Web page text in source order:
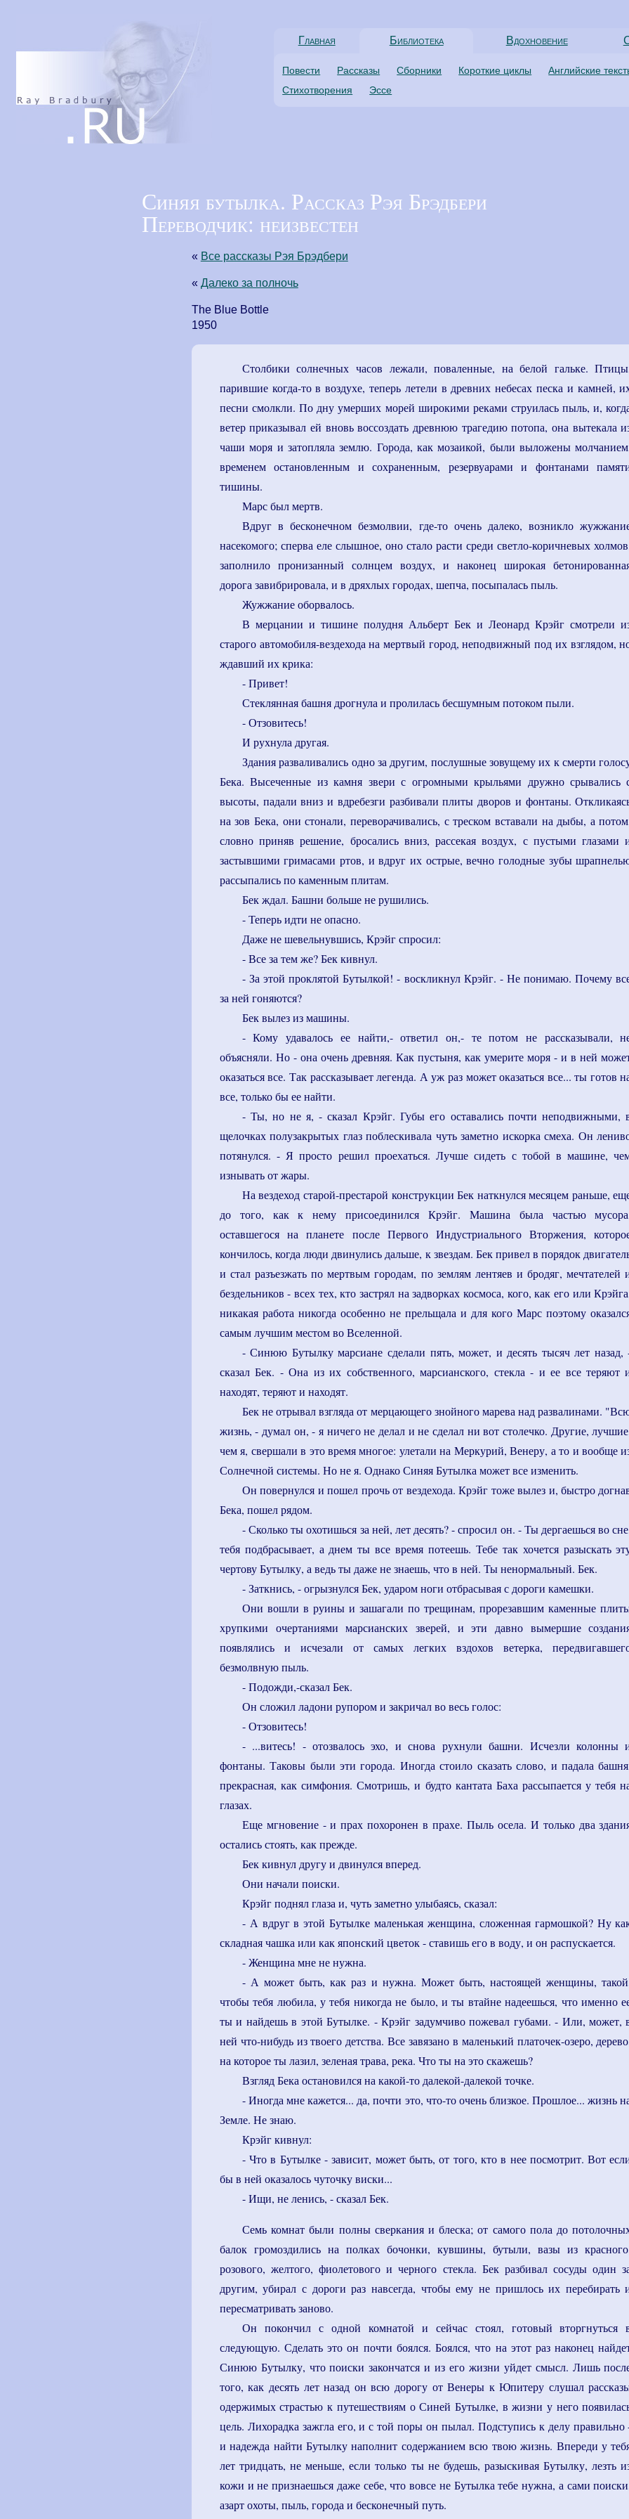
Главная Библиотека Вдохновение
Повести Рассказы Сборники Короткие циклы Английские
Стихотворения
Эссе
Синяя бутылка. Рассказ Рэя Брэдбери
Переводчик: неизвестен
« Все рассказы Рэя Брэдбери
« Далеко за полночь
The Blue Bottle
1950
Столбики солнечных часов лежали, поваленные, на белой гальке.
парившие когда-то в воздухе, теперь летели в древних небесах песка и камней,
песни смолкли. По дну умерших морей широкими реками струилась пыль, и,
ветер приказывал ей вновь воссоздать древнюю трагедию потопа, она вытекала
чаши моря и затопляла землю. Города, как мозаикой, были выложены
временем остановленным и сохраненным, резервуарами и фонтанами
тишины.
Марс был мертв.
Вдруг в бесконечном безмолвии, где-то очень далеко, возникло
насекомого; сперва еле слышное, оно стало расти среди светло-коричневых
заполнило пронизанный солнцем воздух, и наконец широкая
дорога завибрировала, и в дряхлых городах, шепча, посыпалась пыль.
Жужжание оборвалось.
В мерцании и тишине полудня Альберт Бек и Леонард Крэйг смотрели
старого автомобиля-вездехода на мертвый город, неподвижный под их взглядом,
ждавший их крика:
- Привет!
Стеклянная башня дрогнула и пролилась бесшумным потоком пыли.
- Отзовитесь!
И рухнула другая.
Здания разваливались одно за другим, послушные зовущему их к смерти
Бека. Высеченные из камня звери с огромными крыльями дружно срывались
высоты, падали вниз и вдребезги разбивали плиты дворов и фонтаны.
на зов Бека, они стонали, переворачивались, с треском вставали на дыбы, а
словно приняв решение, бросались вниз, рассекая воздух, с пустыми глазами
застывшими гримасами ртов, и вдруг их острые, вечно голодные зубы
рассыпались по каменным плитам.
Бек ждал. Башни больше не рушились.
- Теперь идти не опасно.
Даже не шевельнувшись, Крэйг спросил:
- Все за тем же? Бек кивнул.
- За этой проклятой Бутылкой! - воскликнул Крэйг. - Не понимаю. Почему
за ней гоняются?
Бек вылез из машины.
- Кому удавалось ее найти,- ответил он,- те потом не рассказывали,
объясняли. Но - она очень древняя. Как пустыня, как умерите моря - и в ней
оказаться все. Так рассказывает легенда. А уж раз может оказаться все... ты готов
все, только бы ее найти.
- Ты, но не я, - сказал Крэйг. Губы его оставались почти неподвижными,
щелочках полузакрытых глаз поблескивала чуть заметно искорка смеха. Он
потянулся. - Я просто решил проехаться. Лучше сидеть с тобой в машине,
изнывать от жары.
На вездеход старой-престарой конструкции Бек наткнулся месяцем раньше,
до того, как к нему присоединился Крэйг. Машина была частью
оставшегося на планете после Первого Индустриального Вторжения,
кончилось, когда люди двинулись дальше, к звездам. Бек привел в порядок
и стал разъезжать по мертвым городам, по землям лентяев и бродяг, мечтателей
бездельников - всех тех, кто застрял на задворках космоса, кого, как его или
никакая работа никогда особенно не прельщала и для кого Марс поэтому
самым лучшим местом во Вселенной.
- Синюю Бутылку марсиане сделали пять, может, и десять тысяч лет назад,
сказал Бек. - Она из их собственного, марсианского, стекла - и ее все теряют
находят, теряют и находят.
Бек не отрывал взгляда от мерцающего знойного марева над развалинами.
жизнь, - думал он, - я ничего не делал и не сделал ни вот столечко. Другие,
чем я, свершали в это время многое: улетали на Меркурий, Венеру, а то и вообще
Солнечной системы. Но не я. Однако Синяя Бутылка может все изменить.
Он повернулся и пошел прочь от вездехода. Крэйг тоже вылез и, быстро
Бека, пошел рядом.
- Сколько ты охотишься за ней, лет десять? - спросил он. - Ты дергаешься во
тебя подбрасывает, а днем ты все время потеешь. Тебе так хочется разыскать
чертову Бутылку, а ведь ты даже не знаешь, что в ней. Ты ненормальный. Бек.
- Заткнись, - огрызнулся Бек, ударом ноги отбрасывая с дороги камешки.
Они вошли в руины и зашагали по трещинам, прорезавшим каменные
хрупкими очертаниями марсианских зверей, и эти давно вымершие
появлялись и исчезали от самых легких вздохов ветерка,
безмолвную пыль.
- Подожди,-сказал Бек.
Он сложил ладони рупором и закричал во весь голос:
- Отзовитесь!
- ...витесь! - отозвалось эхо, и снова рухнули башни. Исчезли колонны
фонтаны. Таковы были эти города. Иногда стоило сказать слово, и падала
прекрасная, как симфония. Смотришь, и будто кантата Баха рассыпается у тебя
глазах.
Еще мгновение - и прах похоронен в прахе. Пыль осела. И только два
остались стоять, как прежде.
Бек кивнул другу и двинулся вперед.
Они начали поиски.
Крэйг поднял глаза и, чуть заметно улыбаясь, сказал:
- А вдруг в этой Бутылке маленькая женщина, сложенная гармошкой? Ну
складная чашка или как японский цветок - ставишь его в воду, и он распускается.
- Женщина мне не нужна.
- А может быть, как раз и нужна. Может быть, настоящей женщины,
чтобы тебя любила, у тебя никогда не было, и ты втайне надеешься, что именно
ты и найдешь в этой Бутылке. - Крэйг задумчиво пожевал губами. - Или, может,
ней что-нибудь из твоего детства. Все завязано в маленький платочек-озеро,
на которое ты лазил, зеленая трава, река. Что ты на это скажешь?
Взгляд Бека остановился на какой-то далекой-далекой точке.
- Иногда мне кажется... да, почти это, что-то очень близкое. Прошлое... жизнь
Земле. Не знаю.
Крэйг кивнул:
- Что в Бутылке - зависит, может быть, от того, кто в нее посмотрит. Вот
бы в ней оказалось чуточку виски...
- Ищи, не ленись, - сказал Бек.
Семь комнат были полны сверкания и блеска; от самого пола до
балок громоздились на полках бочонки, кувшины, бутыли, вазы из
розового, желтого, фиолетового и черного стекла. Бек разбивал сосуды один
другим, убирал с дороги раз навсегда, чтобы ему не пришлось их перебирать
пересматривать заново.
Он покончил с одной комнатой и сейчас стоял, готовый вторгнуться
следующую. Сделать это он почти боялся. Боялся, что на этот раз наконец
Синюю Бутылку, что поиски закончатся и из его жизни уйдет смысл. Лишь
того, как десять лет назад он всю дорогу от Венеры к Юпитеру слушал
одержимых страстью к путешествиям о Синей Бутылке, в жизни у него
цель. Лихорадка зажгла его, и с той поры он пылал. Подступись к делу правильно
и надежда найти Бутылку наполнит содержанием всю твою жизнь. Впереди у
лет тридцать, не меньше, если только ты не будешь, разыскивая Бутылку, лезть
кожи и не признаешься даже себе, что вовсе не Бутылка тебе нужна, а сами
азарт охоты, пыль, города и бесконечный путь.